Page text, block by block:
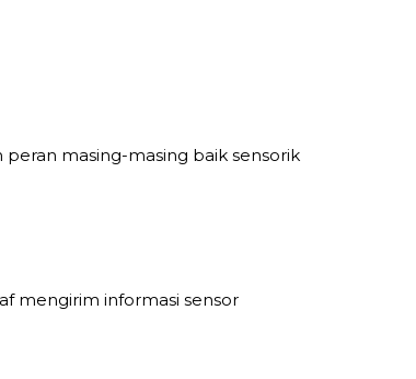
peran masing-masing baik sensorik
mengirim informasi sensor